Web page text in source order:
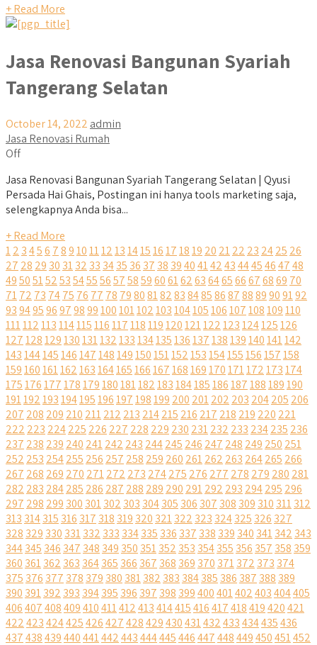
+ Read More
Jasa Renovasi Bangunan Syariah
Tangerang Selatan
October 14, 2022 admin
Jasa Renovasi Rumah
Off
Jasa Renovasi Bangunan Syariah Tangerang Selatan | Qyusi
Persada Hai Ghais, Postingan ini hanya tools marketing saja,
selengkapnya Anda bisa...
+ Read More
12 3456 78910111213141516171819 20 2122 23 2425 26
27 28 29 30 3132 33 3435 36 37 38 39404142434445464748
495051525354555657585960616263646566676869 70
7172 73 7475 76 77 78 7980818283848586878889909192
93949596979899100101102103104105106107108109110
111112113114115116117118119120121122123124125126
127128129130131132133134135136137138139140141142
143144145146147148149150151152153154155156157158
159160161162163164165166167168169170171172173174
175176177178179180181182183184185186187188189190
191192193194195196197198199 200 201202 203 204205 206
207 208 209 210 211212 213 214215 216 217 218 219 220 221
222 223 224225 226 227 228 229 230 231232 233 234235 236
237 238 239 240 241242 243 244245 246 247 248 249 250 251
252 253 254255 256 257 258 259 260 261262 263 264265 266
267 268 269 270 271272 273 274275 276 277 278 279 280 281
282 283 284285 286 287 288 289 290 291292 293 294295 296
297 298 299 300 301302 303 304305 306 307 308 309 310 311312
313 314315 316 317 318 319 320 321322 323 324325 326 327
328 329 330 331332 333 334335 336 337 338 339 340 341342 343
344345 346 347 348 349 350 351352 353 354355 356 357 358 359
360 361362 363 364365 366 367 368 369 370 371372 373 374
375 376 377 378 379 380 381382 383 384385 386 387 388 389
390 391392 393 394395 396 397 398 399400401402403404405
406407408409410411412413414415416417418419420421
422423424425426427428429430431432433434435436
437438439440441442443444445446447448449450451452